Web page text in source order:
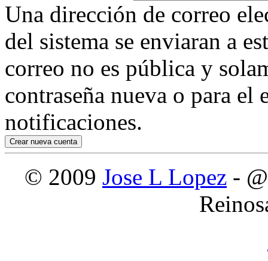
Una dirección de correo
del sistema se enviaran a
correo no es pública y
contraseña nueva o para
notificaciones.
© 2009 Jose L Lopez -